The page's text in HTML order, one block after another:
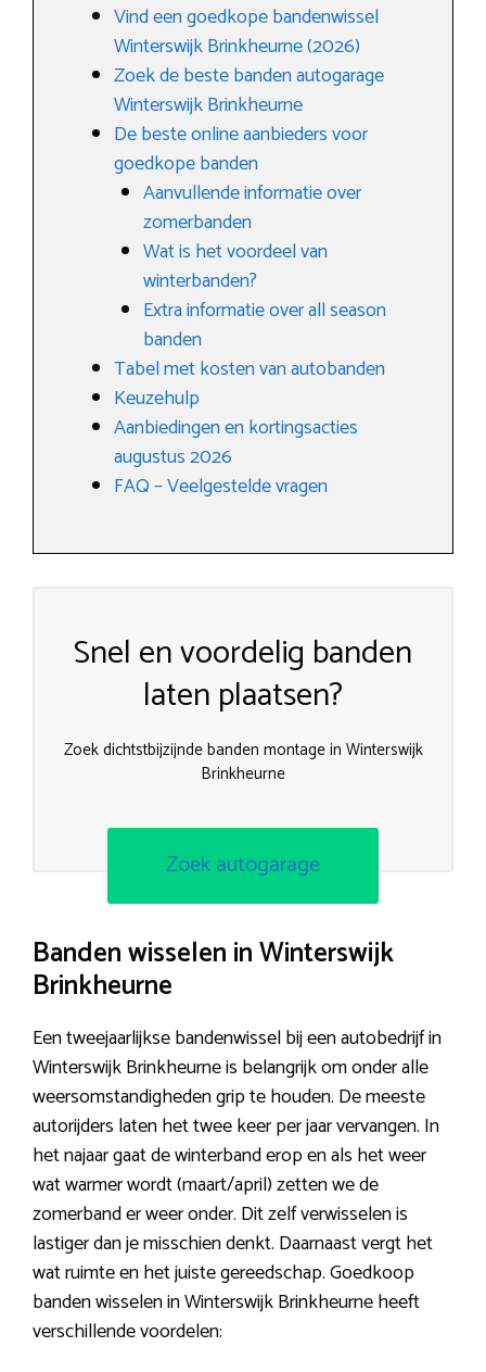
Vind een goedkope bandenwissel
Winterswijk Brinkheurne (2026)
Zoek de beste banden autogarage
Winterswijk Brinkheurne
De beste online aanbieders voor
goedkope banden
Aanvullende informatie over
zomerbanden
Wat is het voordeel van
winterbanden?
Extra informatie over all season
banden
Tabel met kosten van autobanden
Keuzehulp
Aanbiedingen en kortingsacties
augustus 2026
FAQ – Veelgestelde vragen
Snel en voordelig banden
laten plaatsen?
Zoek dichtstbijzijnde banden montage in Winterswijk
Brinkheurne
Zoek autogarage
Banden wisselen in Winterswijk
Brinkheurne
Een tweejaarlijkse bandenwissel bij een autobedrijf in
Winterswijk Brinkheurne is belangrijk om onder alle
weersomstandigheden grip te houden. De meeste
autorijders laten het twee keer per jaar vervangen. In
het najaar gaat de winterband erop en als het weer
wat warmer wordt (maart/april) zetten we de
zomerband er weer onder. Dit zelf verwisselen is
lastiger dan je misschien denkt. Daarnaast vergt het
wat ruimte en het juiste gereedschap. Goedkoop
banden wisselen in Winterswijk Brinkheurne heeft
verschillende voordelen: